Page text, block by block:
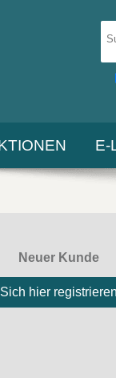
E-
Neuer Kunde
Sich hier registrieren